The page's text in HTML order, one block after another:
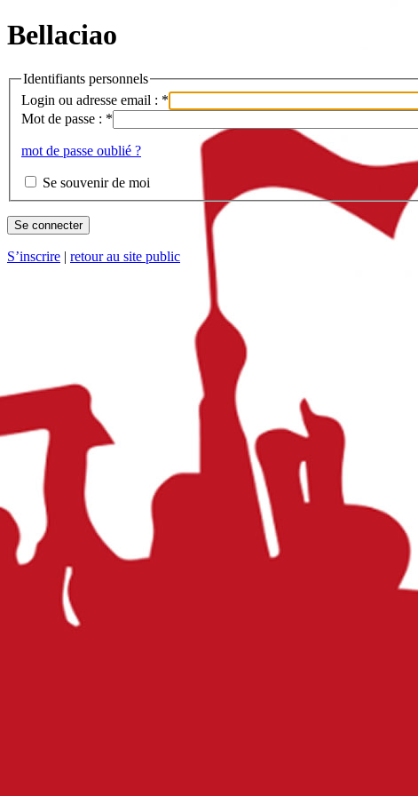
Bellaciao
Identifiants personnels
Login ou adresse email : *
Mot de passe : *
mot de passe oublié ?
Se souvenir de moi
S’inscrire retour au site public